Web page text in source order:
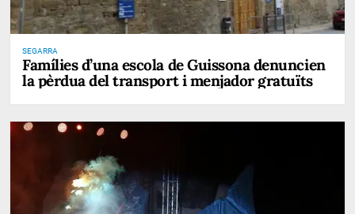
SEGARRA
Famílies d’una escola de Guissona denuncien
la pèrdua del transport i menjador gratuïts